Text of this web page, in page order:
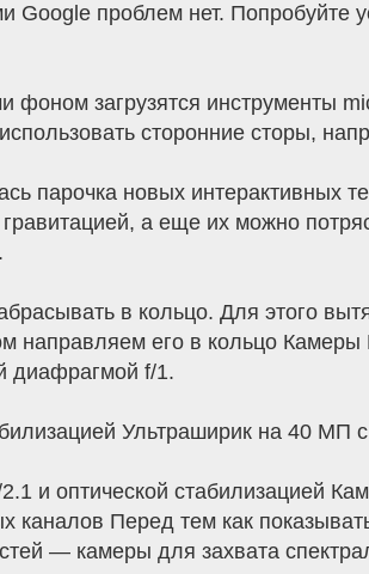
Google проблем нет. Попробуйте
фоном загрузятся инструменты
сторонние сторы,
парочка новых интерактивных
а еще их можно
в кольцо. Для этого
направляем его в кольцо
диафрагмой f/1.
Ультраширик на 40 МП
и оптической стабилизацией
каналов Перед тем как
— камеры для захвата